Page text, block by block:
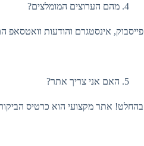
מהם הערוצים המומלצים?
פייסבוק, אינסטגרם והודעות וואטסאפ
האם אני צריך אתר?
בהחלט! אתר מקצועי הוא כרטיס הביקור